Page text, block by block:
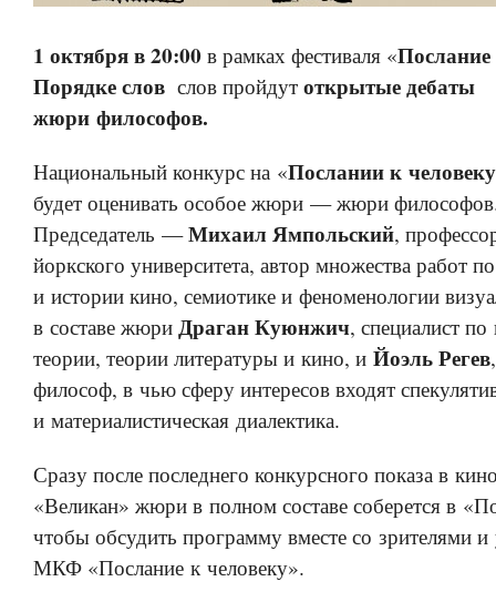
1 октября в 20:00 в рамках фестиваля «
Порядке слов слов пройдут открытые дебаты
жюри философов.
Национальный конкурс на «Послании к человеку
будет оценивать особое жюри — жюри
Председатель —Михаил Ямпольский,
йоркского университета, автор множества работ
и истории кино, семиотике и феноменологии
в составе жюри Драган Куюнжич, специалист по
теории, теории литературы и кино, и Йоэль Регев
философ, в чью сферу интересов входят
и материалистическая диалектика.
Сразу после последнего конкурсного показа в
«Великан» жюри в полном составе соберется в
чтобы обсудить программу вместе со зрителями и
МКФ «Послание к человеку».